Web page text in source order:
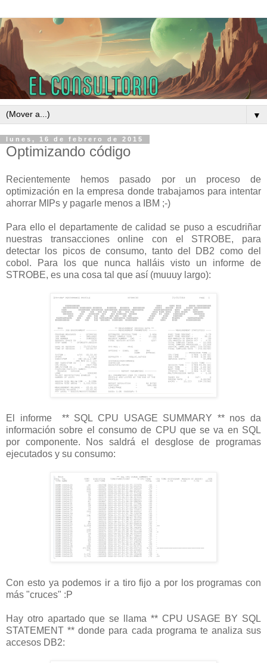
▼
lunes, 16 de febrero de 2015
Optimizando código
Recientemente hemos pasado por un proceso de
optimización en la empresa donde trabajamos para intentar
ahorrar MIPs y pagarle menos a IBM ;-)
Para ello el departamente de calidad se puso a escudriñar
nuestras transacciones online con el STROBE, para
detectar los picos de consumo, tanto del DB2 como del
cobol. Para los que nunca halláis visto un informe de
STROBE, es una cosa tal que así (muuuy largo):
El informe ** SQL CPU USAGE SUMMARY ** nos da
información sobre el consumo de CPU que se va en SQL
por componente. Nos saldrá el desglose de programas
ejecutados y su consumo:
Con esto ya podemos ir a tiro fijo a por los programas con
más "cruces" :P
Hay otro apartado que se llama ** CPU USAGE BY SQL
STATEMENT ** donde para cada programa te analiza sus
accesos DB2: